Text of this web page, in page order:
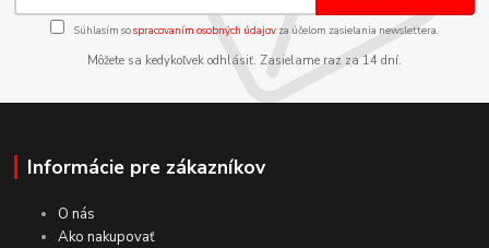
Súhlasím sospracovaním osobných údajov za účelom zasielania newslettera.
Môžete sa kedykoľvek odhlásiť. Zasielame raz za 14 dní.
Informácie pre zákazníkov
O nás
Ako nakupovať